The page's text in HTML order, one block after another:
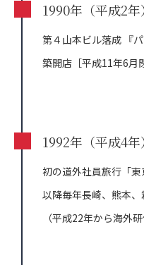
1990年（平成2年
第４山本ビル落成 『
築開店［平成11年6月
1992年（平成4年
初の道外社員旅行「東
以降毎年長崎、熊本
（平成22年から海外研